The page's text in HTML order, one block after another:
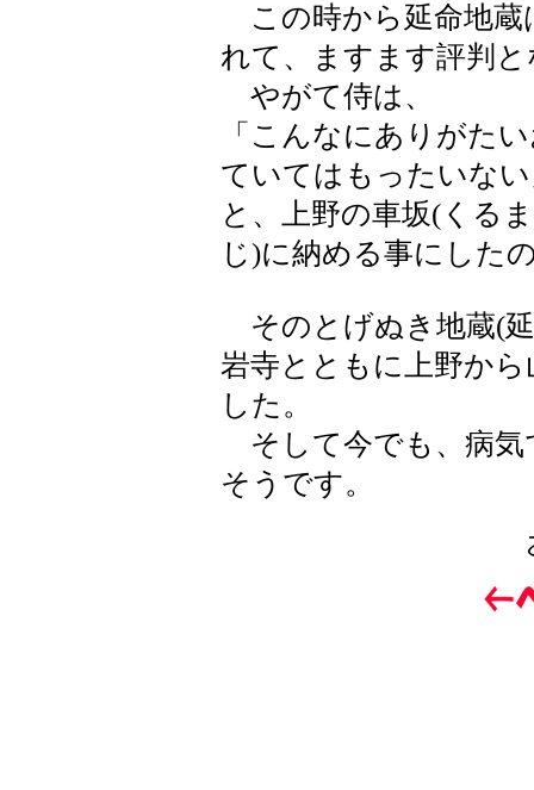
この時から延命地蔵
れて、ますます評判
やがて侍は、
「こんなにありがた
ていてはもったいな
と、上野の車坂(くる
じ)に納める事にした
そのとげぬき地蔵(
岩寺とともに上野か
した。
そして今でも、病気
そうです。